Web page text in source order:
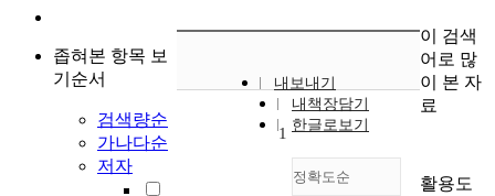
좁혀본 항목 보
기순서
검색량순
가나다순
저자
내보내기
내책장담기
한글로보기
정확도순
1
이 검색
어로 많
이 본 자
료
활용도